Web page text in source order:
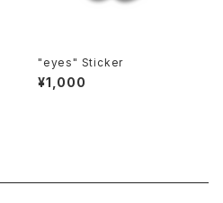
"eyes" Sticker
¥1,000